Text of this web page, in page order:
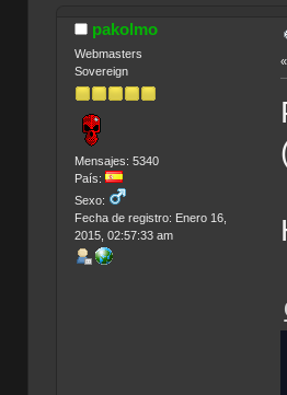
pakolmo
Webmasters
Sovereign
Mensajes: 5340
País:
Sexo:
Fecha de registro: Enero 16,
2015, 02:57:33 am